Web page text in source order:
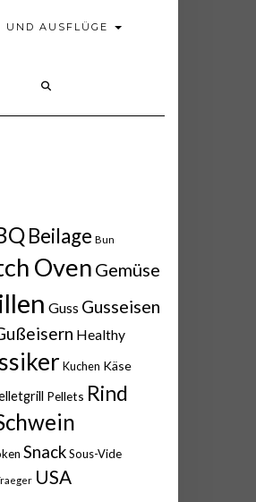
UND AUSFLÜGE
Beilage Bun
Oven Gemüse
Guss Gusseisen
Healthy
Kuchen Käse
Pellets Rind
SnackSous-Vide
USA